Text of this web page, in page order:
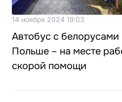
14 ноября 2024 19:03
Автобус с
Польше – на месте
скорой помощи